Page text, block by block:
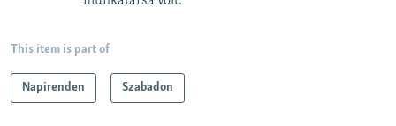
This item is part of
Napirenden Szabadon